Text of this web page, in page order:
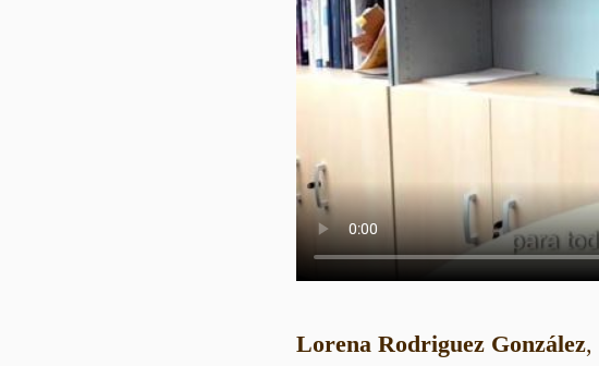
Lorena Rodriguez González,